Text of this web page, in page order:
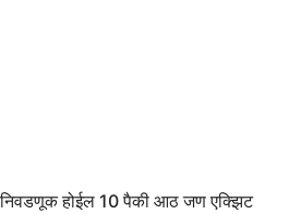
होईल 10 पैकी आठ जण एक्झिट